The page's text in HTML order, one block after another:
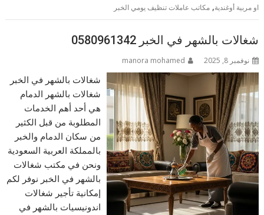
او مربية أوغندية,مكاتب عاملات تنظيف يومي الخبر
شغالات بالشهر في الخبر 0580961342
نوفمبر 8, 2025 manora mohamed
شغالات بالشهر في الخبر
شغالات بالشهر الدمام
هي أحد أهم الخدمات
المطلوبة من قبل الكثير
من سكان الدمام والخبر
بالمملكة العربية السعودية
ونحن في مكتب شغالات
بالشهر في الخبر نوفر لكم
إمكانية تأجير شغالات
اندونيسيات بالشهر في